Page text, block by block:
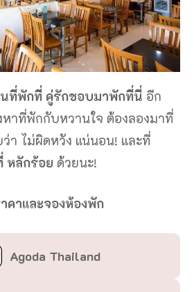
นที่พักที่ คู่รักชอบมาพักที่นี่ อีก
หาที่พักกับหวานใจ ต้องลองมาที่
ว่า ไม่ผิดหวัง แน่นอน! และที่
หลักร้อย ด้วยนะ!
คาและจองห้องพัก
Agoda Thailand